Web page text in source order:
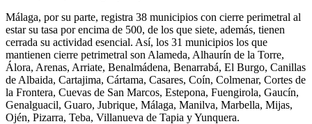
Málaga, por su parte, registra 38 municipios con cierre perimetral al
estar su tasa por encima de 500, de los que siete, además, tienen
cerrada su actividad esencial. Así, los 31 municipios los que
mantienen cierre petrimetral son Alameda, Alhaurín de la Torre,
Álora, Arenas, Arriate, Benalmádena, Benarrabá, El Burgo, Canillas
de Albaida, Cartajima, Cártama, Casares, Coín, Colmenar, Cortes de
la Frontera, Cuevas de San Marcos, Estepona, Fuengirola, Gaucín,
Genalguacil, Guaro, Jubrique, Málaga, Manilva, Marbella, Mijas,
Ojén, Pizarra, Teba, Villanueva de Tapia y Yunquera.